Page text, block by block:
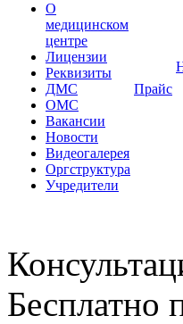
О
медицинском
центре
Лицензии
Реквизиты
ДМС
ОМС
Вакансии
Новости
Видеогалерея
Оргструктура
Учредители
Прайс